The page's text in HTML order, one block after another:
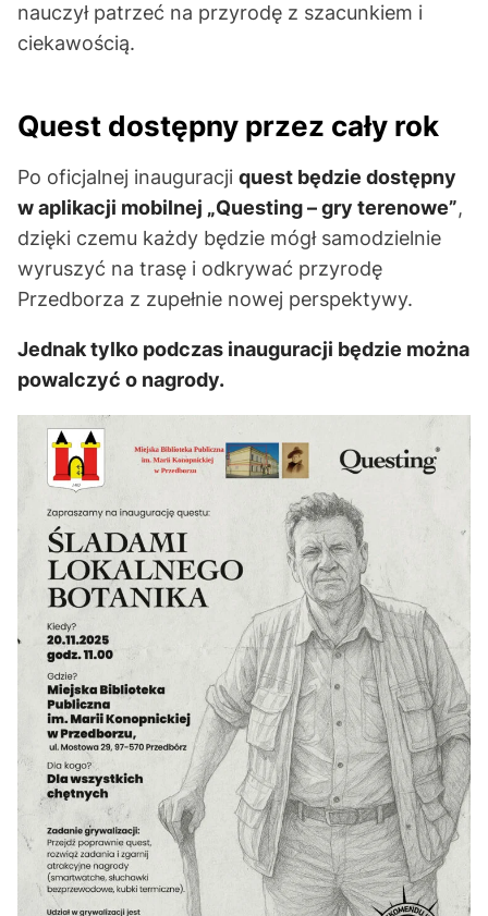
nauczył patrzeć na przyrodę z szacunkiem i
ciekawością.
Quest dostępny przez cały rok
Po oficjalnej inauguracji quest będzie dostępny
w aplikacji mobilnej „Questing – gry terenowe”,
dzięki czemu każdy będzie mógł samodzielnie
wyruszyć na trasę i odkrywać przyrodę
Przedborza z zupełnie nowej perspektywy.
Jednak tylko podczas inauguracji będzie można
powalczyć o nagrody.